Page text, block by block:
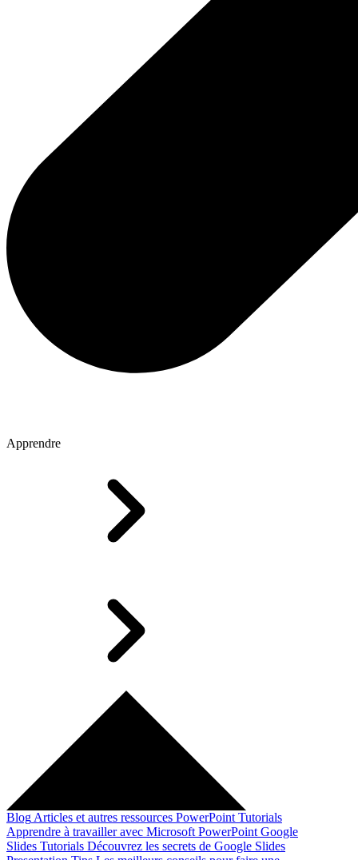
Apprendre
Blog Articles et autres ressources PowerPoint Tutorials
Apprendre à travailler avec Microsoft PowerPoint Google
Slides Tutorials Découvrez les secrets de Google Slides